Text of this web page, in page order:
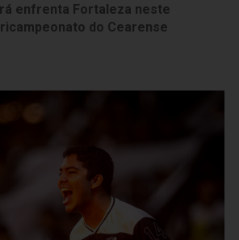
enfrenta Fortaleza neste
do Cearense